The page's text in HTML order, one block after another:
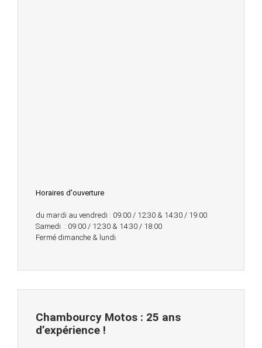
Horaires d'ouverture
du mardi au vendredi : 09:00 / 12:30 & 14:30 / 19:00
Samedi : 09:00 / 12:30 & 14:30 / 18:00
Fermé dimanche & lundi
Chambourcy Motos : 25 ans
d’expérience !